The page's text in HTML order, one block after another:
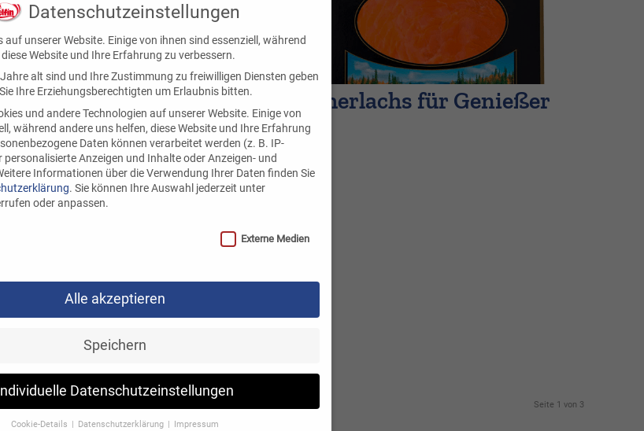
Räucherlachs für Genießer
Seite 1 von 3
Datenschutzeinstellungen
auf unserer Website. Einige von ihnen sind essenziell, während
Website und Ihre Erfahrung zu verbessern.
alt sind und Ihre Zustimmung zu freiwilligen Diensten geben
Ihre Erziehungsberechtigten um Erlaubnis bitten.
und andere Technologien auf unserer Website. Einige von
während andere uns helfen, diese Website und Ihre Erfahrung
Daten können verarbeitet werden (z. B. IP-
personalisierte Anzeigen und Inhalte oder Anzeigen- und
Informationen über die Verwendung Ihrer Daten finden Sie
. Sie können Ihre Auswahl jederzeit unter
oder anpassen.
Externe Medien
Alle akzeptieren
Speichern
Individuelle Datenschutzeinstellungen
Cookie-Details Datenschutzerklärung Impressum